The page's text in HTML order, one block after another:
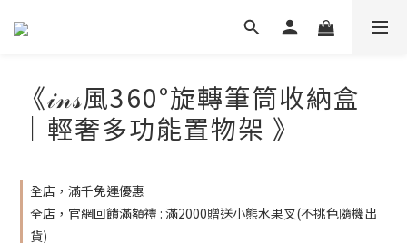
《𝒾𝓃𝓈風360°旋轉筆筒收納盒
｜輕奢多功能置物架 》
全店，滿千免運優惠
全店，官網回饋滿額禮 : 滿2000贈送小熊水果叉(不挑色隨機出
貨)